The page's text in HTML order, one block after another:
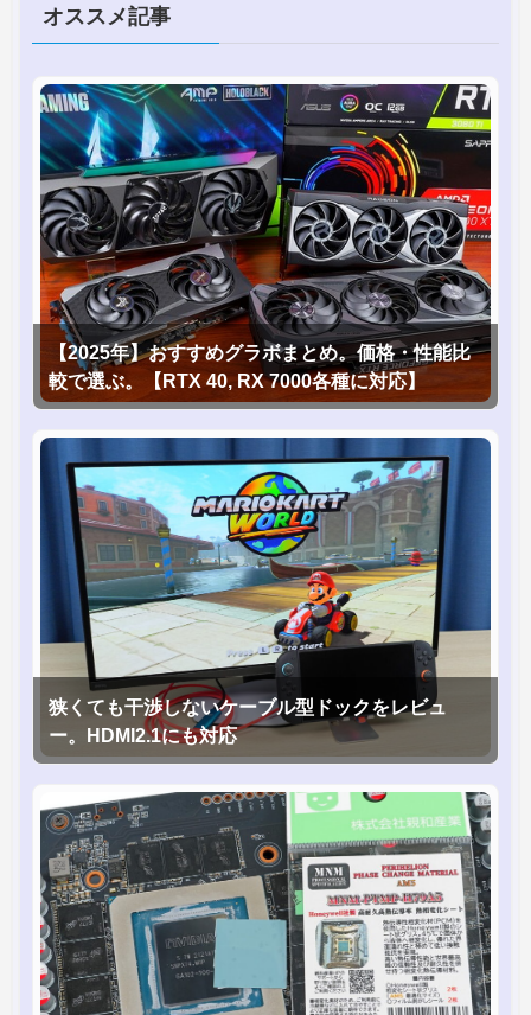
オススメ記事
【2025年】おすすめグラボまとめ。価格・性能比
較で選ぶ。【RTX 40, RX 7000各種に対応】
狭くても干渉しないケーブル型ドックをレビュ
ー。HDMI2.1にも対応